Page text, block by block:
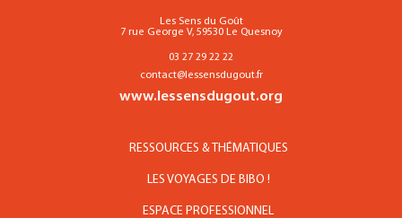
Les Sens du Goût
7 rue George V, 59530 Le Quesnoy
03 27 29 22 22
contact@lessensdugout.fr
www.lessensdugout.org
RESSOURCES & THÉMATIQUES
LES VOYAGES DE BIBO !
ESPACE PROFESSIONNEL